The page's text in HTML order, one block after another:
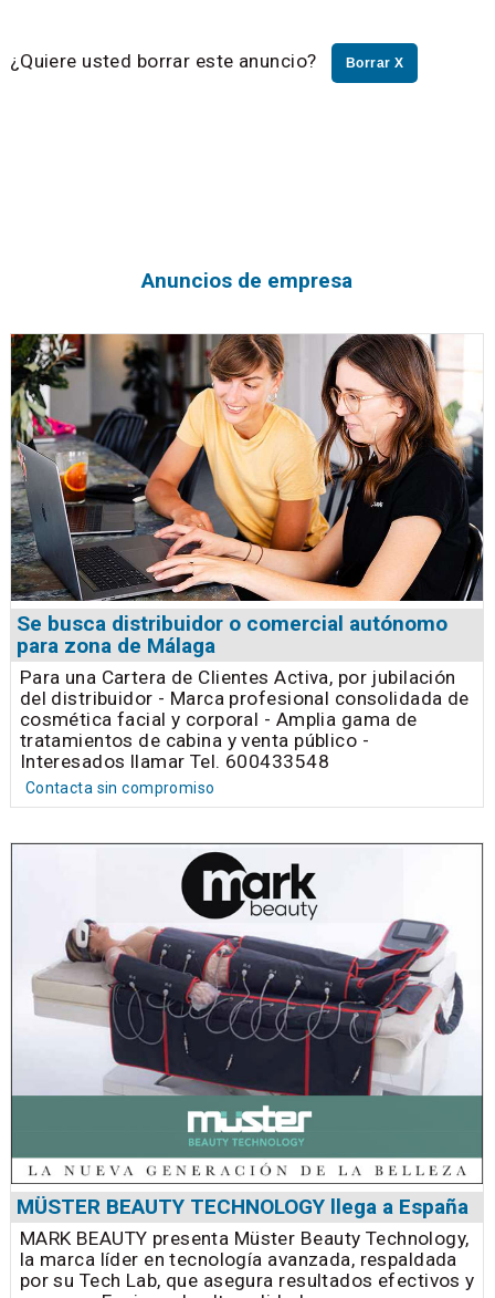
¿Quiere usted borrar este anuncio? Borrar X
Anuncios de empresa
Se busca distribuidor o comercial autónomo
para zona de Málaga
Para una Cartera de Clientes Activa, por jubilación
del distribuidor - Marca profesional consolidada de
cosmética facial y corporal - Amplia gama de
tratamientos de cabina y venta público -
Interesados llamar Tel. 600433548
Contacta sin compromiso
MÜSTER BEAUTY TECHNOLOGY llega a España
MARK BEAUTY presenta Müster Beauty Technology,
la marca líder en tecnología avanzada, respaldada
por su Tech Lab, que asegura resultados efectivos y